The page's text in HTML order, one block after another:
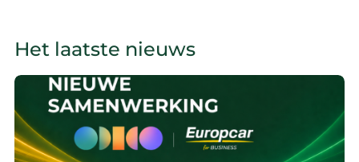
Het laatste nieuws